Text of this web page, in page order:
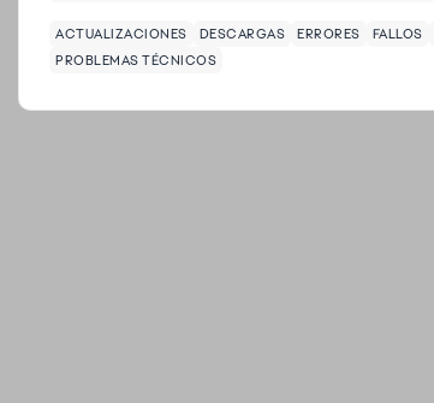
ACTUALIZACIONES DESCARGAS ERRORES FALLOS
PROBLEMAS TÉCNICOS